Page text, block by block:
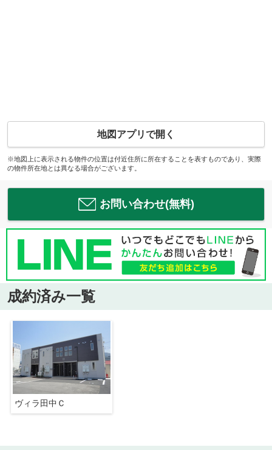
地図アプリで開く
※地図上に表示される物件の位置は付近住所に所在することを表すものであり、実際
の物件所在地とは異なる場合がございます。
お問い合わせ(無料)
成約済み一覧
ヴィラ田中Ｃ